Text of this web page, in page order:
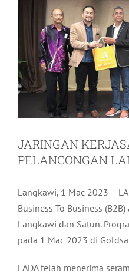
JARINGAN
PELANCONGAN
Langkawi, 1 Mac 2023 –
Business To Business
Langkawi dan Satun.
pada 1 Mac 2023 di
LADA telah menerima